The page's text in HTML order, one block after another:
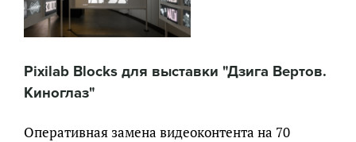
Pixilab Blocks для выставки "Дзига Вертов.
Киноглаз"
Оперативная замена видеоконтента на 70